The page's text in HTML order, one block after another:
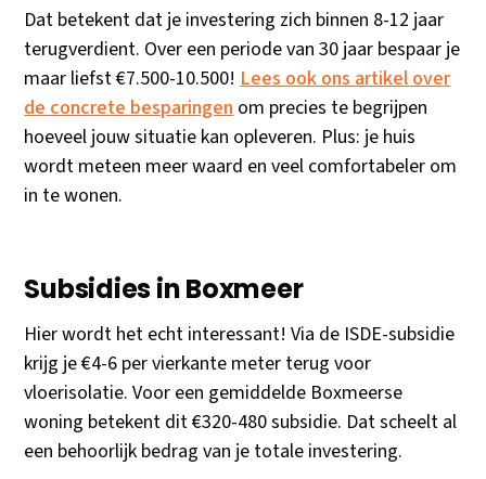
Dat betekent dat je investering zich binnen 8-12 jaar
terugverdient. Over een periode van 30 jaar bespaar je
maar liefst €7.500-10.500!Lees ook ons artikel over
de concrete besparingenom precies te begrijpen
hoeveel jouw situatie kan opleveren. Plus: je huis
wordt meteen meer waard en veel comfortabeler om
in te wonen.
Subsidies in Boxmeer
Hier wordt het echt interessant! Via de ISDE-subsidie
krijg je €4-6 per vierkante meter terug voor
vloerisolatie. Voor een gemiddelde Boxmeerse
woning betekent dit €320-480 subsidie. Dat scheelt al
een behoorlijk bedrag van je totale investering.